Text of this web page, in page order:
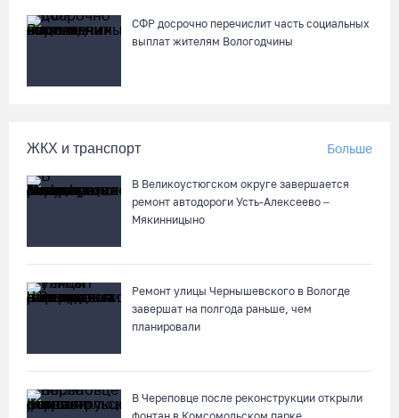
зарядкой и марафоном
06.08.26 / 14:44
Вологодчина готовится к масштабному празднованию Дня
06.08.26 / 14:43
88-летняя вологжанка приняла мошенника за сына и отдала
курьеру 650 тысяч рублей
Робот Макс подскажет вологжанам, как получить 3000
СФР досрочно перечислит часть социальных
выплат жителям Вологодчины
ЖКХ и транспорт Больше
В Великоустюгском округе завершается
ремонт автодороги Усть-Алексеево –
Мякинницыно
Ремонт улицы Чернышевского в Вологде
завершат на полгода раньше, чем
планировали
В Череповце после реконструкции открыли